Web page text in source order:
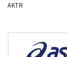
AKTR